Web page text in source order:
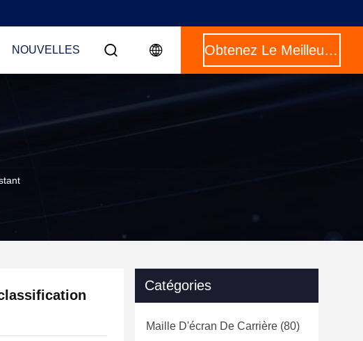
NOUVELLES Obtenez Le Meilleur Prix
Catégories
Maille D'écran De Carrière (80)